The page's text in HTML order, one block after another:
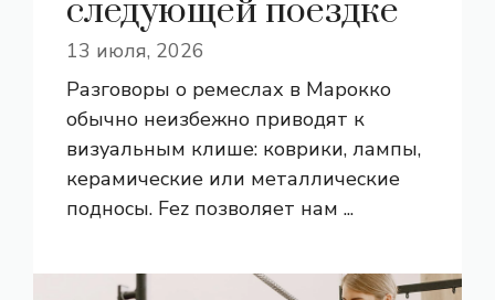
следующей поездке
13 июля, 2026
Разговоры о ремеслах в Марокко
обычно неизбежно приводят к
визуальным клише: коврики, лампы,
керамические или металлические
подносы. Fez позволяет нам ...